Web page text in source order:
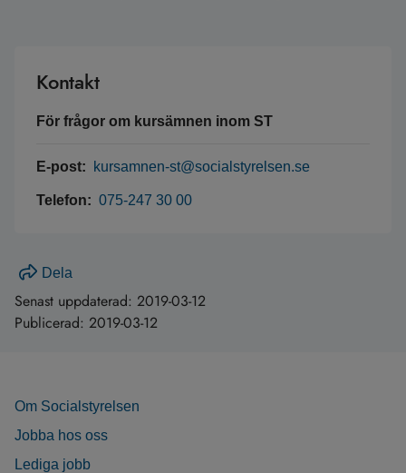
Kontakt
För frågor om kursämnen inom ST
E-post: kursamnen-st@socialstyrelsen.se
Telefon: 075-247 30 00
Dela
Senast uppdaterad: 2019-03-12
Publicerad: 2019-03-12
Om Socialstyrelsen
Jobba hos oss
Lediga jobb